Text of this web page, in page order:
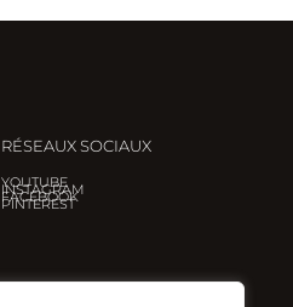
RÉSEAUX SOCIAUX
YOUTUBE
INSTAGRAM
FACEBOOK
PINTEREST